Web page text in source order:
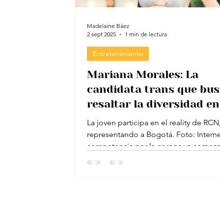
Mariana Morales: La
candidata trans que
resaltar la diversidad en
‘Miss Universe Colombia’
La joven participa en el reality de RCN,
representando a Bogotá. Foto:
competencia por la corona ya
justo con el...
Entretenimiento
Madelaine Báez
2 sept 2025
1 min de lectura